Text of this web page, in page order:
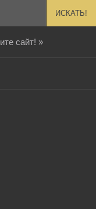
ИСКАТЬ!
сайт! »